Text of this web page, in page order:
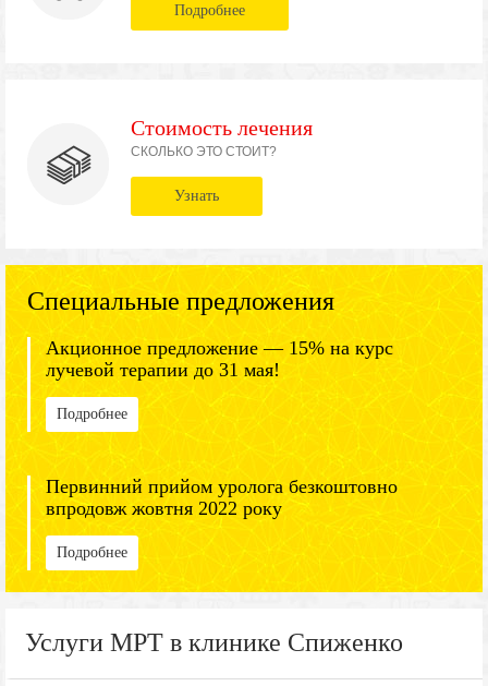
Подробнее
Стоимость лечения
СКОЛЬКО ЭТО СТОИТ?
Узнать
Специальные предложения
Акционное предложение — 15% на курс
лучевой терапии до 31 мая!
Подробнее
Первинний прийом уролога безкоштовно
впродовж жовтня 2022 року
Подробнее
Услуги МРТ в клинике Спиженко